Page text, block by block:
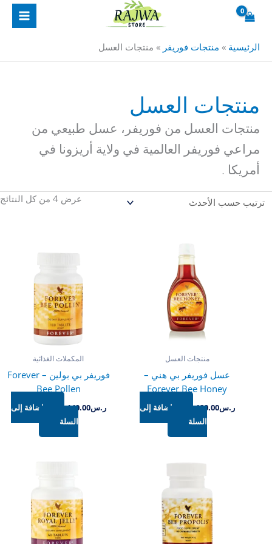
الرئيسية » منتجات فوريفر » منتجات العسل
منتجات العسل
منتجات العسل من فوريفر، عسل طبيعي من
مراعي فوريفر العالمية في ولاية أريزونا في
أمريكا .
عرض ⁦4⁩ من كل النتائج
منتجات العسل
عسل فوريفر بي هني –
Forever Bee Honey
ر.س120.00
إضافة إلى
السلة
المكملات الغذائية
فوريفر بي بولين – Forever
Bee Pollen
ر.س140.00
إضافة إلى
السلة